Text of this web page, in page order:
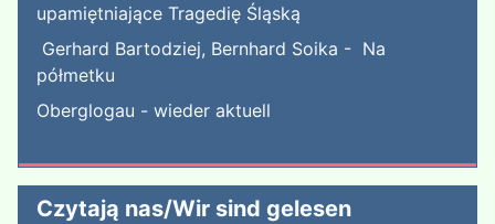
upamiętniające Tragedię Śląską
Gerhard Bartodziej, Bernhard Soika - Na
półmetku
Oberglogau - wieder aktuell
Czytają nas/Wir sind gelesen